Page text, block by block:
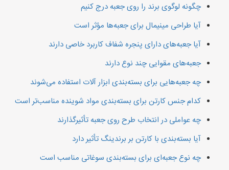
چگونه لوگوی برند را روی جعبه درج کنیم
آیا طراحی مینیمال برای جعبه‌ها مؤثر است
آیا جعبه‌های دارای پنجره شفاف کاربرد خاصی دارند
جعبه‌های مقوایی چند نوع دارند
چه جعبه‌هایی برای بسته‌بندی ابزار آلات استفاده می‌شوند
کدام جنس کارتن برای بسته‌بندی مواد شوینده مناسب‌تر است
چه عواملی در انتخاب طرح روی جعبه تأثیرگذارند
آیا بسته‌بندی با کارتن بر برندینگ تأثیر دارد
چه نوع جعبه‌ای برای بسته‌بندی سوغاتی مناسب است